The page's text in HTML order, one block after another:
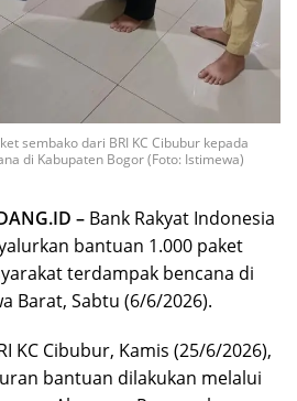
sembako dari BRI KC Cibubur kepada
di Kabupaten Bogor (Foto: Istimewa)
– Bank Rakyat Indonesia
bantuan 1.000 paket
terdampak bencana di
Barat, Sabtu (6/6/2026).
KC Cibubur, Kamis (25/6/2026),
bantuan dilakukan melalui